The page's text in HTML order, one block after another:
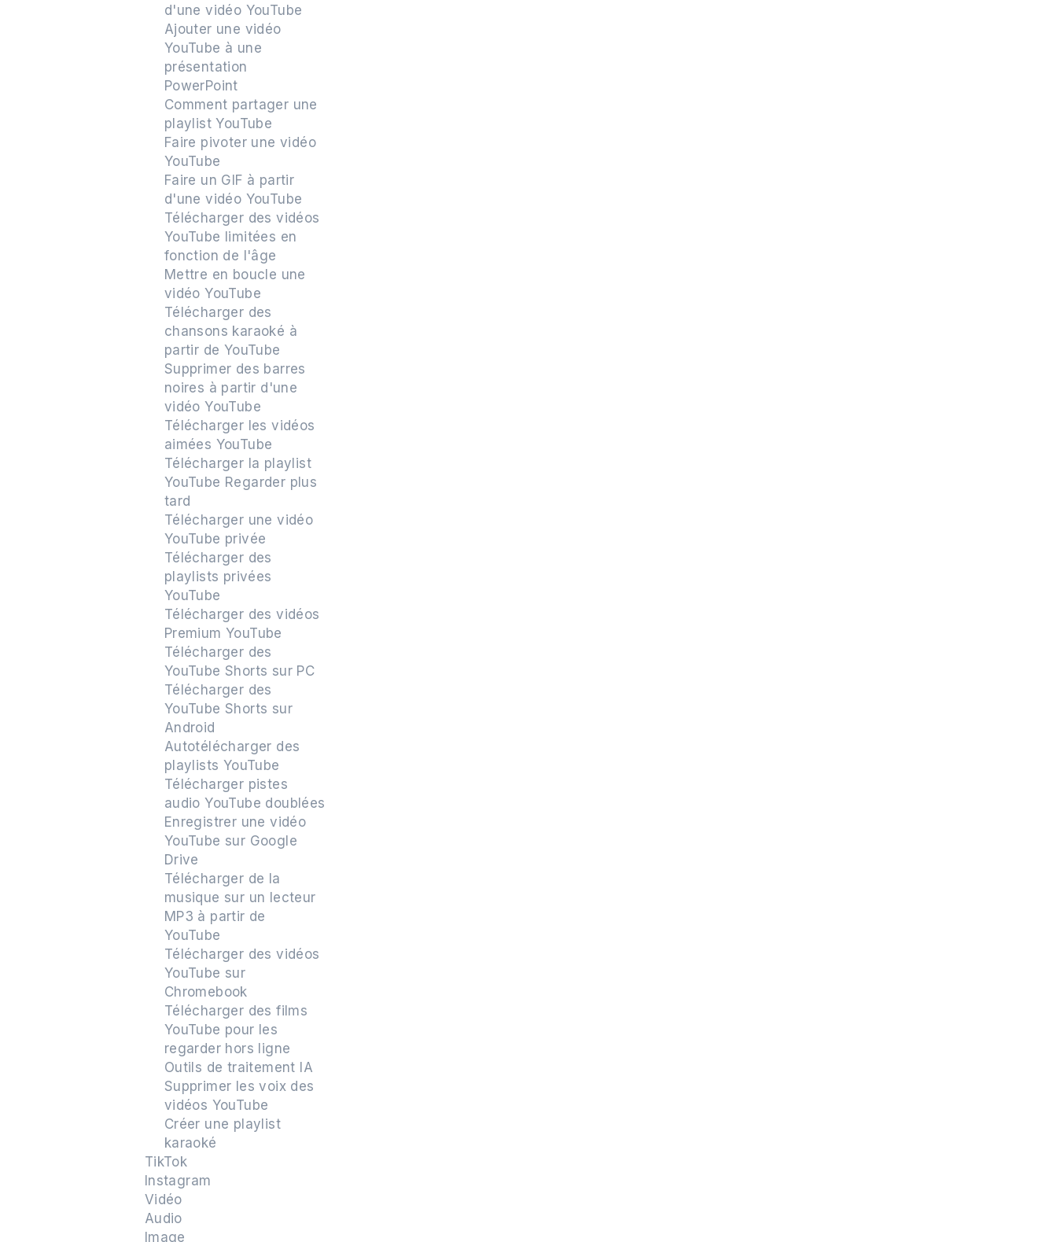
d'une vidéo YouTube
Ajouter une vidéo
YouTube à une
présentation
PowerPoint
Comment partager une
playlist YouTube
Faire pivoter une vidéo
YouTube
Faire un GIF à partir
d'une vidéo YouTube
Télécharger des vidéos
YouTube limitées en
fonction de l'âge
Mettre en boucle une
vidéo YouTube
Télécharger des
chansons karaoké à
partir de YouTube
Supprimer des barres
noires à partir d'une
vidéo YouTube
Télécharger les vidéos
aimées YouTube
Télécharger la playlist
YouTube Regarder plus
tard
Télécharger une vidéo
YouTube privée
Télécharger des
playlists privées
YouTube
Télécharger des vidéos
Premium YouTube
Télécharger des
YouTube Shorts sur PC
Télécharger des
YouTube Shorts sur
Android
Autotélécharger des
playlists YouTube
Télécharger pistes
audio YouTube doublées
Enregistrer une vidéo
YouTube sur Google
Drive
Télécharger de la
musique sur un lecteur
MP3 à partir de
YouTube
Télécharger des vidéos
YouTube sur
Chromebook
Télécharger des films
YouTube pour les
regarder hors ligne
Outils de traitement IA
Supprimer les voix des
vidéos YouTube
Créer une playlist
karaoké
TikTok
Instagram
Vidéo
Audio
Image